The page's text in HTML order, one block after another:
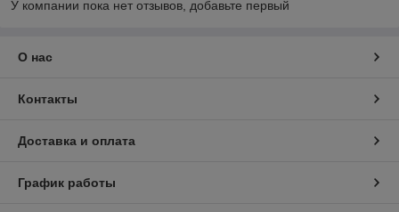
У компании пока нет отзывов, добавьте первый
О нас
Контакты
Доставка и оплата
График работы